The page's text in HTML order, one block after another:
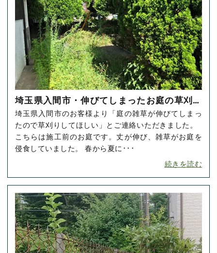
埼玉県入間市・伸びてしまったお庭の草刈り
をご依頼いただきました！
埼玉県入間市のお客様より「庭の雑草が伸びてしまっ
たので草刈りしてほしい」とご連絡いただきました。
こちらは施工前のお庭です。丈が伸び、雑草がお庭を
侵食していました。 春から夏に･･･
続きを読む